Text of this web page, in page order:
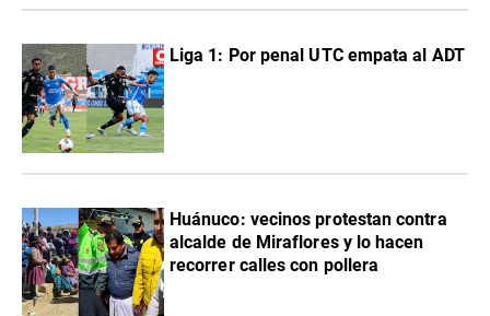
Liga 1: Por penal UTC empata al ADT
Huánuco: vecinos protestan contra
alcalde de Miraflores y lo hacen
recorrer calles con pollera